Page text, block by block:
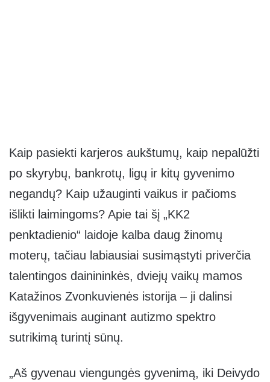
Kaip pasiekti karjeros aukštumų, kaip nepalūžti
po skyrybų, bankrotų, ligų ir kitų gyvenimo
negandų? Kaip užauginti vaikus ir pačioms
išlikti laimingoms? Apie tai šį „KK2
penktadienio“ laidoje kalba daug žinomų
moterų, tačiau labiausiai susimąstyti priverčia
talentingos dainininkės, dviejų vaikų mamos
Katažinos Zvonkuvienės istorija – ji dalinsi
išgyvenimais auginant autizmo spektro
sutrikimą turintį sūnų.
„Aš gyvenau viengungės gyvenimą, iki Deivydo